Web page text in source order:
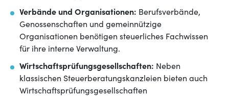
Verbände und Organisationen: Berufsverbände,
Genossenschaften und gemeinnützige
Organisationen benötigen steuerliches Fachwissen
für ihre interne Verwaltung.
Wirtschaftsprüfungsgesellschaften: Neben
klassischen Steuerberatungskanzleien bieten auch
Wirtschaftsprüfungsgesellschaften